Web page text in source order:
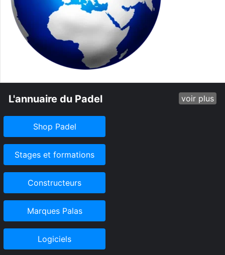
L'annuaire du Padel voir plus
Shop Padel
Stages et formations
Constructeurs
Marques Palas
Logiciels